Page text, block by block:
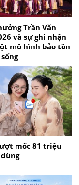
Trần Văn
và sự ghi nhận
mô hình bảo tồn
mốc 81 triệu